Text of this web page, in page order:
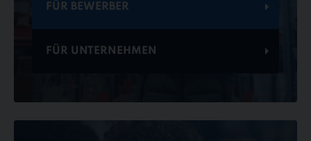
FÜR BEWERBER
FÜR UNTERNEHMEN